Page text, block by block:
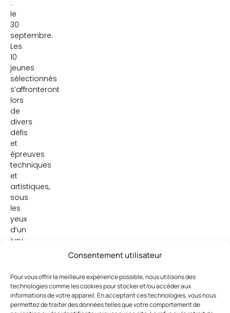
Consentement utilisateur
Pour vous offrir la meilleure expérience possible, nous utilisons des
technologies comme les cookies pour stocker et/ou accéder aux
informations de votre appareil. En acceptant ces technologies, vous nous
permettez de traiter des données telles que votre comportement de
:
le
30
septembre.
Les
10
jeunes
sélectionnés
s’affronteront
lors
de
divers
défis
et
épreuves
techniques
et
artistiques,
sous
les
yeux
d’un
jury
Franck
Provost
et
de